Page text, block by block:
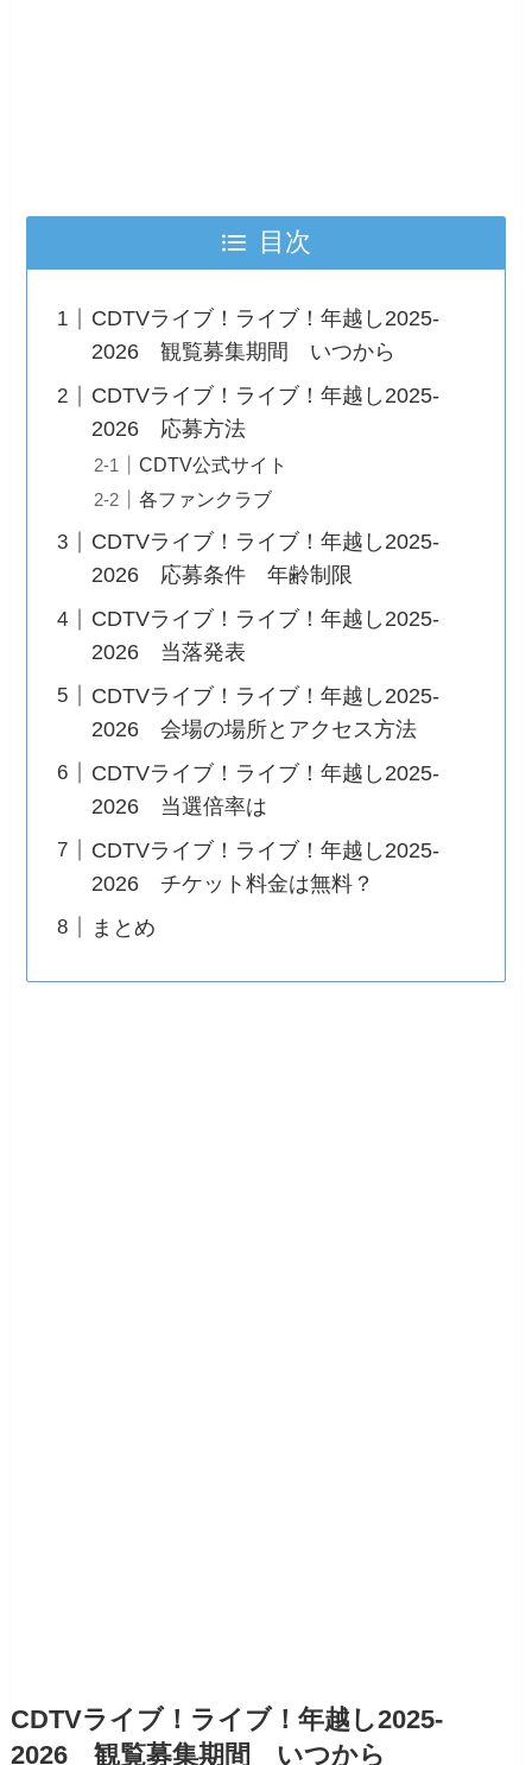
目次
CDTVライブ！ライブ！年越し2025-
2026 観覧募集期間 いつから
CDTVライブ！ライブ！年越し2025-
2026 応募方法
CDTV公式サイト
各ファンクラブ
CDTVライブ！ライブ！年越し2025-
2026 応募条件 年齢制限
CDTVライブ！ライブ！年越し2025-
2026 当落発表
CDTVライブ！ライブ！年越し2025-
2026 会場の場所とアクセス方法
CDTVライブ！ライブ！年越し2025-
2026 当選倍率は
CDTVライブ！ライブ！年越し2025-
2026 チケット料金は無料？
まとめ
CDTVライブ！ライブ！年越し2025-
2026 観覧募集期間 いつから